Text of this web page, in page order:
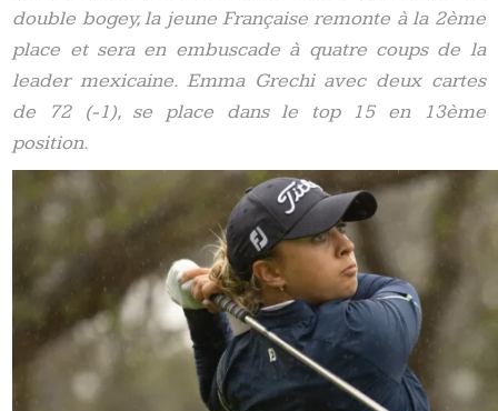
double bogey, la jeune Française remonte à la 2ème
place et sera en embuscade à quatre coups de la
leader mexicaine. Emma Grechi avec deux cartes
de 72 (-1), se place dans le top 15 en 13ème
position.